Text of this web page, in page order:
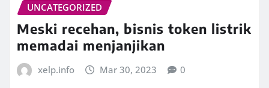
UNCATEGORIZED
Meski recehan, bisnis token listrik
memadai menjanjikan
xelp.info Mar 30, 2023 0